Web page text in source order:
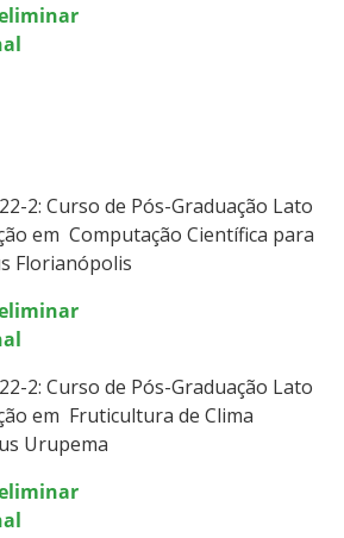
2: Curso de Pós-Graduação Lato
em Computação Científica para
Florianópolis
2: Curso de Pós-Graduação Lato
em Fruticultura de Clima
Urupema